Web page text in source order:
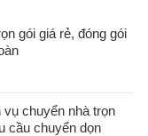
gói giá rẻ, đóng gói
chuyển nhà trọn
cầu chuyển dọn